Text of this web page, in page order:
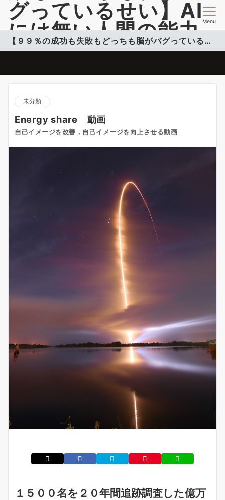
グっているせい】AI
には無い人間の能力
開発情報を提供
Menu
【９９％の成功も失敗もどっちも脳がバグっているせい】
未分類
Energy share 動画
自己イメージを改善，自己イメージを向上させる動画
１５００名を２０年間追跡調査した億万